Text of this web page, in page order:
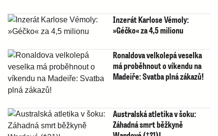
Inzerát Karlose Vémoly:
»Géčko« za 4,5 milionu
Ronaldova velkolepá veselka
má proběhnout o víkendu na
Madeiře: Svatba plná zákazů!
Australská atletika v šoku:
Záhadná smrt běžkyně